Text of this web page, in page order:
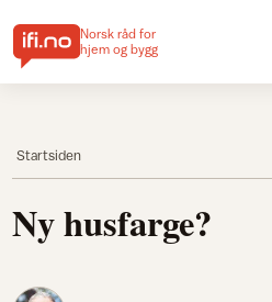
Norsk råd for
hjem og bygg
Startsiden
Ny husfarge?